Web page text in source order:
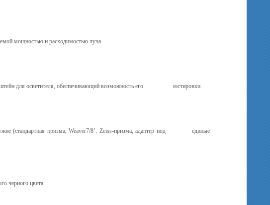
мощностью и расходимостью луча
для осветителя, обеспечивающий возможность его юстировки
(стандартная призма, Weaver7/8’, Zeiss-призма, адаптер под единые
черного цвета